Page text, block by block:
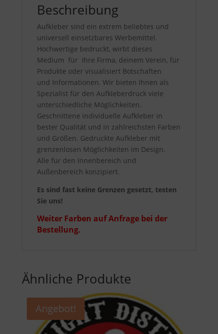
Beschreibung
Aufkleber sind ein extrem beliebtes und
universell einsetzbares Werbemittel.
Hochwertige bedruckt, wirbt dieses
Medium für Ihre Firma, deinem Verein, für
Produkte oder visualisiert Botschaften
und Informationen. Wir bieten Ihnen als
Spezialist für den Aufkleberdruck viele
unterschiedliche Möglichkeiten.
Geschnittene individuelle Aufkleber in
bester Qualität und in zahlreichsten Farben
und Größen. Gedruckte Aufkleber mit
grenzenlosen Möglichkeiten im Design.
Alle für den Innenbereich und
Außenbereich konzipiert.
Es sind fast keine Grenzen gesetzt, testen
Sie uns!
Weiter Farben auf Anfrage bei der
Bestellung.
Ähnliche Produkte
Angebot!